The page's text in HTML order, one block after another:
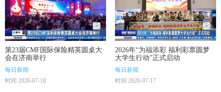
第23届CMF国际保险精英圆桌大
会在济南举行
每日新闻
时间 2026-07-18
2026年“为福添彩 福利彩票圆梦
大学生行动”正式启动
每日新闻
时间 2026-07-17